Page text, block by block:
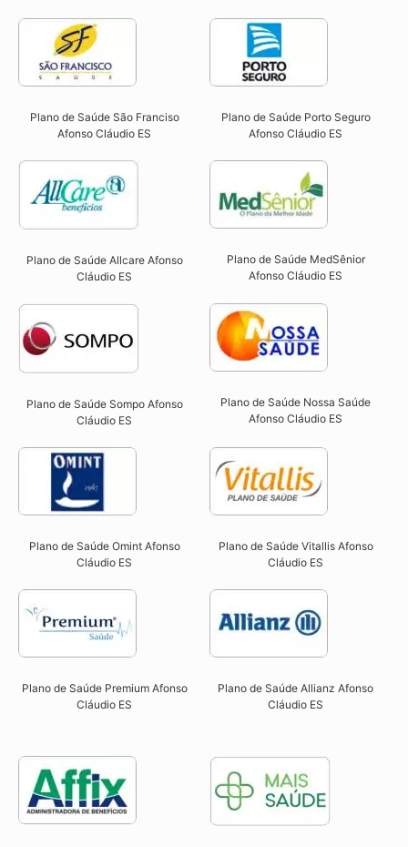
Plano de Saúde São Franciso
Afonso Cláudio ES​
Plano de Saúde Porto Seguro
Afonso Cláudio ES​
Plano de Saúde Allcare Afonso
Cláudio ES​
Plano de Saúde MedSênior
Afonso Cláudio ES​
Plano de Saúde Sompo Afonso
Cláudio ES​
Plano de Saúde Nossa Saúde
Afonso Cláudio ES​
Plano de Saúde Omint Afonso
Cláudio ES​
Plano de Saúde Vitallis Afonso
Cláudio ES​
Plano de Saúde Premium Afonso
Cláudio ES​
Plano de Saúde Allianz Afonso
Cláudio ES​